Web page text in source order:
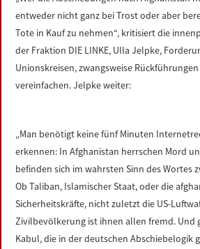
LINKS
DATENSCHUTZERKLÄRUNG
IMPRESSUM
entweder nicht ganz bei Trost oder aber
Tote in Kauf zu nehmen“, kritisiert die
der Fraktion DIE LINKE, Ulla Jelpke,
Unionskreisen, zwangsweise
vereinfachen. Jelpke weiter:
„Man benötigt keine fünf Minuten
erkennen: In Afghanistan herrschen Mord
befinden sich im wahrsten Sinn des Wortes
Ob Taliban, Islamischer Staat, oder die
Sicherheitskräfte, nicht zuletzt die US-
Zivilbevölkerung ist ihnen allen fremd. Und
Kabul, die in der deutschen Abschiebelogik